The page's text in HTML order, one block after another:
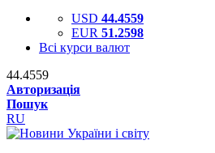
USD 44.4559
EUR 51.2598
Всі курси валют
44.4559
Авторизація
Пошук
RU